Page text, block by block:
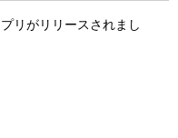
リがリリースされまし